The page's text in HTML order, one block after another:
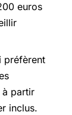
euros
préfèrent
à partir
inclus.